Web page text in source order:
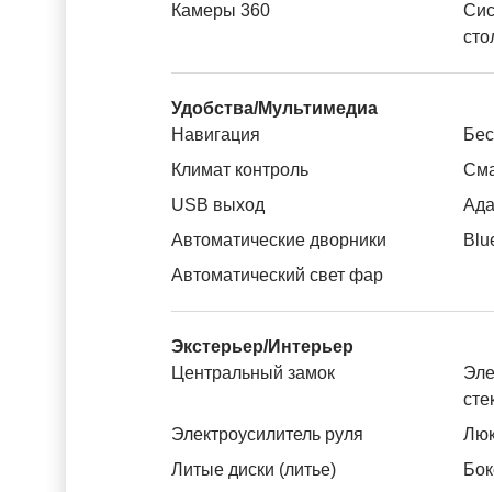
Камеры 360
Удобства/Мультимедиа
Навигация
Климат контроль
USB выход
Автоматические дворники
Автоматический свет фар
Экстерьер/Интерьер
Центральный замок
Электроусилитель руля
Литые диски (литье)